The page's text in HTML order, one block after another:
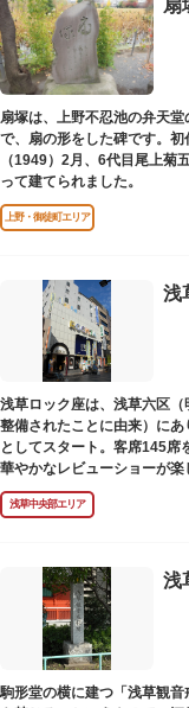
扇
扇塚は、上野不忍池の弁天
で、扇の形をした碑です。
（1949）2月、6代目尾上菊
って建てられました。
上野・御徒町エリア
浅
浅草ロック座は、浅草六区
整備されたことに由来）に
としてスタート。客席145席
華やかなレビューショーが楽
浅草中央部エリア
浅
駒形堂の横に建つ「浅草観